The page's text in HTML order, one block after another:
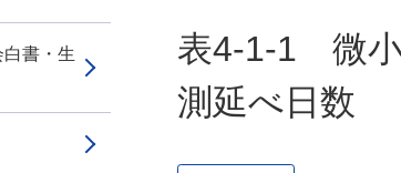
書・生
表4-1-1 微小
測延べ日数